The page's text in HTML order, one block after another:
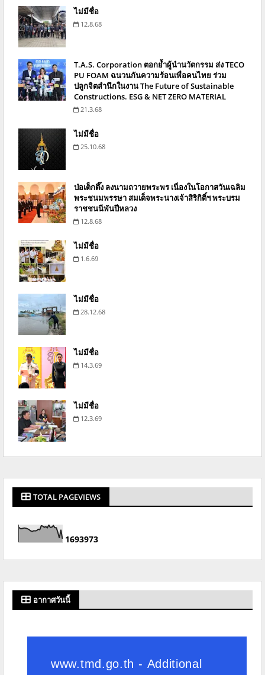
ไม่มีชื่อ
12.8.68
T.A.S. Corporation ตอกย้ำผู้นำนวัตกรรม ส่ง TECO
PU FOAM ฉนวนกันความร้อนเพื่อคนไทย ร่วม
ปลูกจิตสำนึกในงาน The Future of Sustainable
Constructions. ESG & NET ZERO MATERIAL
21.3.68
ไม่มีชื่อ
25.10.68
ป่อเต็กตึ๊ง ลงนามถวายพระพร เนื่องในโอกาสวันเฉลิม
พระชนมพรรษา สมเด็จพระนางเจ้าสิริกิติ์ฯ พระบรม
ราชชนนีพันปีหลวง
12.8.68
ไม่มีชื่อ
1.6.69
ไม่มีชื่อ
28.12.68
ไม่มีชื่อ
14.3.69
ไม่มีชื่อ
12.3.69
TOTAL PAGEVIEWS
1693973
อากาศวันนี้